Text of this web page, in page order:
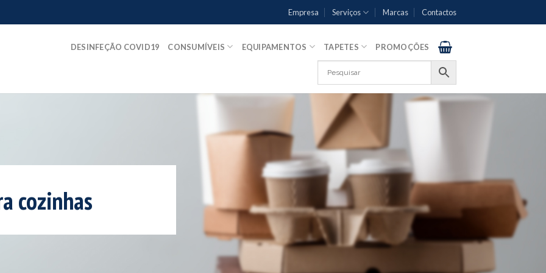
Empresa Serviços Marcas Contactos
DESINFEÇÃO COVID19 CONSUMÍVEIS EQUIPAMENTOS TAPETES PROMOÇÕES
cozinhas